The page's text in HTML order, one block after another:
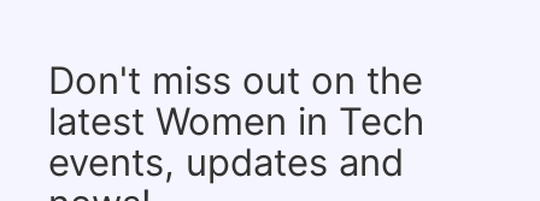
Don't miss out on the
latest Women in Tech
events, updates and